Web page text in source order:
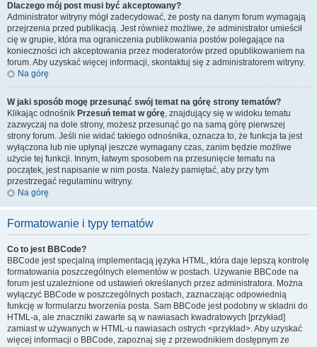
Dlaczego mój post musi być akceptowany?
Administrator witryny mógł zadecydować, że posty na danym forum wymagają
przejrzenia przed publikacją. Jest również możliwe, że administrator umieścił
cię w grupie, która ma ograniczenia publikowania postów polegające na
konieczności ich akceptowania przez moderatorów przed opublikowaniem na
forum. Aby uzyskać więcej informacji, skontaktuj się z administratorem witryny.
Na górę
W jaki sposób mogę przesunąć swój temat na górę strony tematów?
Klikając odnośnik Przesuń temat w górę, znajdujący się w widoku tematu
zazwyczaj na dole strony, możesz przesunąć go na samą górę pierwszej
strony forum. Jeśli nie widać takiego odnośnika, oznacza to, że funkcja ta jest
wyłączona lub nie upłynął jeszcze wymagany czas, zanim będzie możliwe
użycie tej funkcji. Innym, łatwym sposobem na przesunięcie tematu na
początek, jest napisanie w nim posta. Należy pamiętać, aby przy tym
przestrzegać regulaminu witryny.
Na górę
Formatowanie i typy tematów
Co to jest BBCode?
BBCode jest specjalną implementacją języka HTML, która daje lepszą kontrolę
formatowania poszczególnych elementów w postach. Używanie BBCode na
forum jest uzależnione od ustawień określanych przez administratora. Można
wyłączyć BBCode w poszczególnych postach, zaznaczając odpowiednią
funkcję w formularzu tworzenia posta. Sam BBCode jest podobny w składni do
HTML-a, ale znaczniki zawarte są w nawiasach kwadratowych [przykład]
zamiast w używanych w HTML-u nawiasach ostrych <przykład>. Aby uzyskać
więcej informacji o BBCode, zapoznaj się z przewodnikiem dostępnym ze